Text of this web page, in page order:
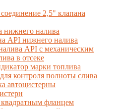
2,5" клапана
нижнего налива
API нижнего налива
API с механическим
в отсеке
марки топлива
контроля полноты слива
автоцистерны
фланцем